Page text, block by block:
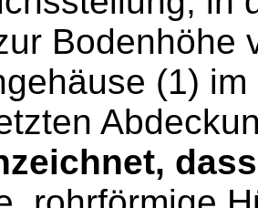
Bodenhöhe
(1)
dass